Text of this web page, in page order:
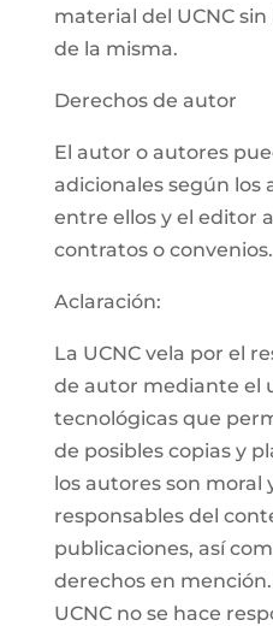
material del UCNC
de la misma.
Derechos de autor
El autor o autores
adicionales según los
entre ellos y el editor
contratos o convenios.
Aclaración:
La UCNC vela por el
de autor mediante el
tecnológicas que
de posibles copias y
los autores son moral
responsables del
publicaciones, así
derechos en
UCNC no se hace